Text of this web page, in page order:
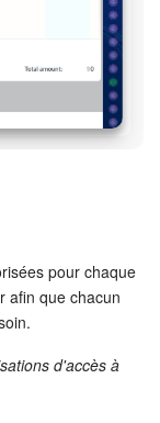
pour chaque
afin que chacun
d'accès à